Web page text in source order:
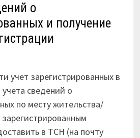
о
и получение
учет зарегистрированных в
сведений о
по месту жительства/
в ТСН (на почту